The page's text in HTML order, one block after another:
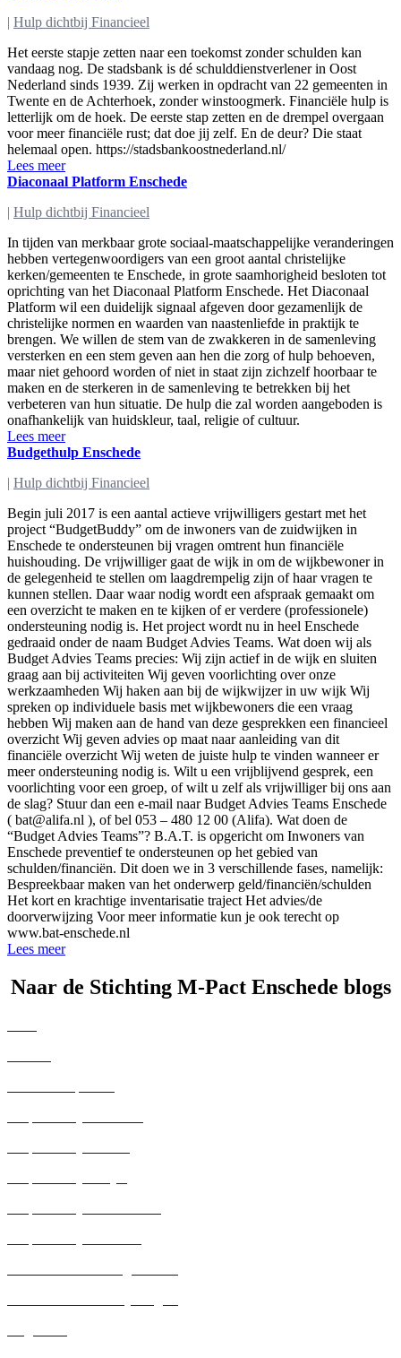
| Hulp dichtbij Financieel
Het eerste stapje zetten naar een toekomst zonder schulden kan
vandaag nog. De stadsbank is dé schulddienstverlener in Oost
Nederland sinds 1939. Zij werken in opdracht van 22 gemeenten in
Twente en de Achterhoek, zonder winstoogmerk. Financiële hulp is
letterlijk om de hoek. De eerste stap zetten en de drempel overgaan
voor meer financiële rust; dat doe jij zelf. En de deur? Die staat
helemaal open. https://stadsbankoostnederland.nl/
Lees meer
Diaconaal Platform Enschede
| Hulp dichtbij Financieel
In tijden van merkbaar grote sociaal-maatschappelijke veranderingen
hebben vertegenwoordigers van een groot aantal christelijke
kerken/gemeenten te Enschede, in grote saamhorigheid besloten tot
oprichting van het Diaconaal Platform Enschede. Het Diaconaal
Platform wil een duidelijk signaal afgeven door gezamenlijk de
christelijke normen en waarden van naastenliefde in praktijk te
brengen. We willen de stem van de zwakkeren in de samenleving
versterken en een stem geven aan hen die zorg of hulp behoeven,
maar niet gehoord worden of niet in staat zijn zichzelf hoorbaar te
maken en de sterkeren in de samenleving te betrekken bij het
verbeteren van hun situatie. De hulp die zal worden aangeboden is
onafhankelijk van huidskleur, taal, religie of cultuur.
Lees meer
Budgethulp Enschede
| Hulp dichtbij Financieel
Begin juli 2017 is een aantal actieve vrijwilligers gestart met het
project “BudgetBuddy” om de inwoners van de zuidwijken in
Enschede te ondersteunen bij vragen omtrent hun financiële
huishouding. De vrijwilliger gaat de wijk in om de wijkbewoner in
de gelegenheid te stellen om laagdrempelig zijn of haar vragen te
kunnen stellen. Daar waar nodig wordt een afspraak gemaakt om
een overzicht te maken en te kijken of er verdere (professionele)
ondersteuning nodig is. Het project wordt nu in heel Enschede
gedraaid onder de naam Budget Advies Teams. Wat doen wij als
Budget Advies Teams precies: Wij zijn actief in de wijk en sluiten
graag aan bij activiteiten Wij geven voorlichting over onze
werkzaamheden Wij haken aan bij de wijkwijzer in uw wijk Wij
spreken op individuele basis met wijkbewoners die een vraag
hebben Wij maken aan de hand van deze gesprekken een financieel
overzicht Wij geven advies op maat naar aanleiding van dit
financiële overzicht Wij weten de juiste hulp te vinden wanneer er
meer ondersteuning nodig is. Wilt u een vrijblijvend gesprek, een
voorlichting voor een groep, of wilt u zelf als vrijwilliger bij ons aan
de slag? Stuur dan een e-mail naar Budget Advies Teams Enschede
( bat@alifa.nl ), of bel 053 – 480 12 00 (Alifa). Wat doen de
“Budget Advies Teams”? B.A.T. is opgericht om Inwoners van
Enschede preventief te ondersteunen op het gebied van
schulden/financiën. Dit doen we in 3 verschillende fases, namelijk:
Bespreekbaar maken van het onderwerp geld/financiën/schulden
Het kort en krachtige inventarisatie traject Het advies/de
doorverwijzing Voor meer informatie kun je ook terecht op
www.bat-enschede.nl
Lees meer
Naar de Stichting M-Pact Enschede blogs